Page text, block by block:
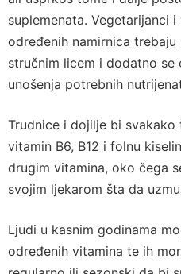
suplemenata. Vegetarijanci
određenih namirnica
stručnim licem i dodatno
unošenja potrebnih
Trudnice i dojilje bi
vitamin B6, B12 i folnu
drugim vitamina, oko čega
svojim ljekarom šta da
Ljudi u kasnim godinama
određenih vitamina te ih